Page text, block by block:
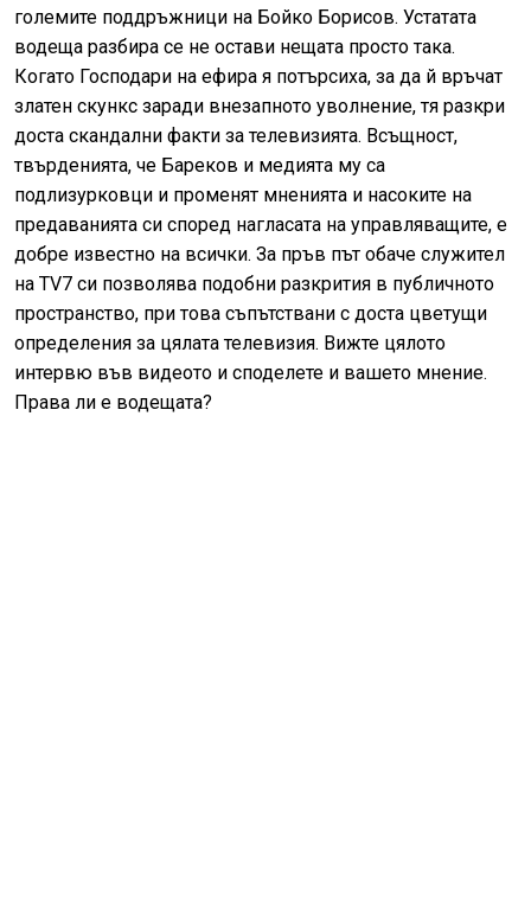
големите поддръжници на Бойко Борисов. Устатата
водеща разбира се не остави нещата просто така.
Когато Господари на ефира я потърсиха, за да й връчат
златен скункс заради внезапното уволнение, тя разкри
доста скандални факти за телевизията. Всъщност,
твърденията, че Бареков и медията му са
подлизурковци и променят мненията и насоките на
предаванията си според нагласата на управляващите, е
добре известно на всички. За пръв път обаче служител
на TV7 си позволява подобни разкрития в публичното
пространство, при това съпътствани с доста цветущи
определения за цялата телевизия. Вижте цялото
интервю във видеото и споделете и вашето мнение.
Права ли е водещата?